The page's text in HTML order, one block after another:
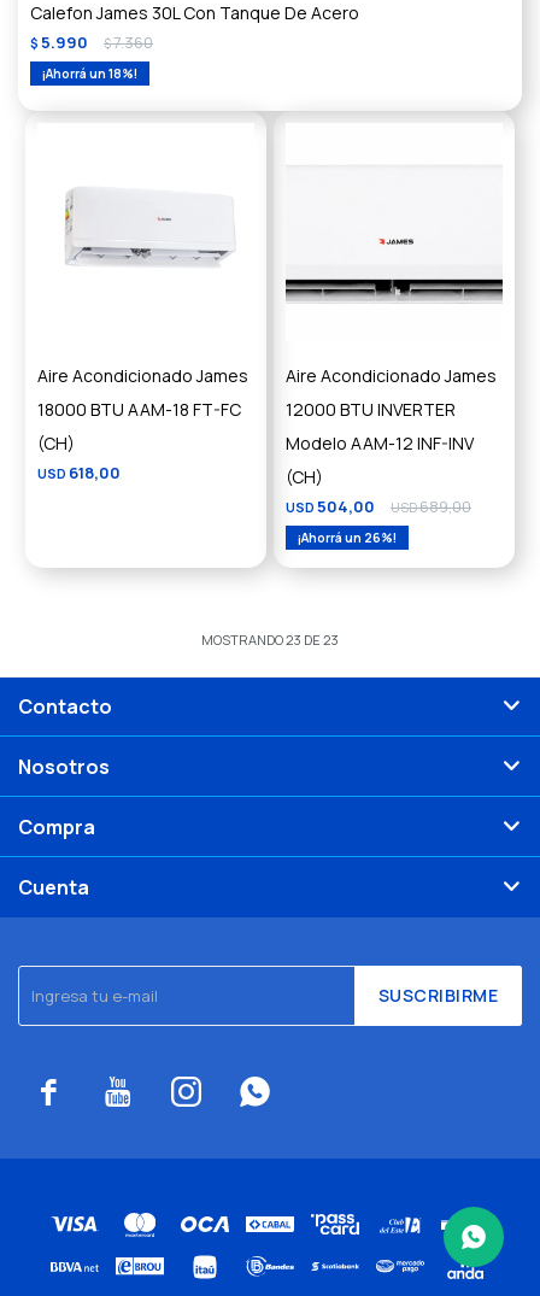
Calefon James 30L Con Tanque De Acero
$ 5.990 $7.360
18
Aire Acondicionado James
18000 BTU AAM-18 FT-FC
(CH)
USD 618,00
Aire Acondicionado James
12000 BTU INVERTER
Modelo AAM-12 INF-INV
(CH)
USD 504,00 USD689,00
26
MOSTRANDO23 DE 23
SUSCRIBIRME
   
Contacto
Nosotros
Compra
Cuenta